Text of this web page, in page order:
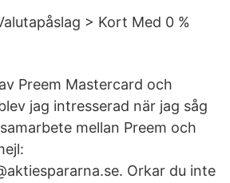
> Kort Med 0 %
Preem Mastercard och
jag intresserad när jag såg
mellan Preem och
Orkar du inte